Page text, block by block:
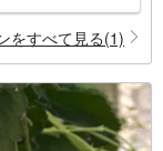
をすべて見る(1)